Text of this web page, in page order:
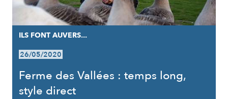
ILS FONT AUVERS...
26/05/2020
Ferme des Vallées : temps long,
style direct